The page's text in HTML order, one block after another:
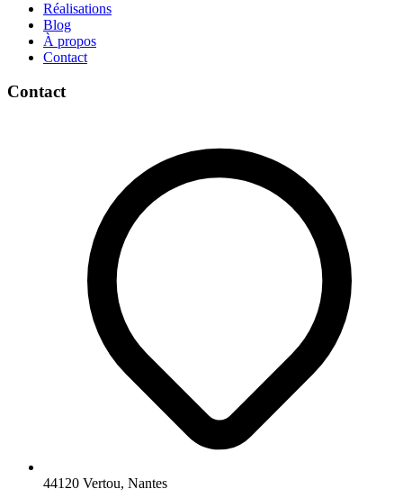
Réalisations
Blog
À propos
Contact
Contact
44120 Vertou, Nantes